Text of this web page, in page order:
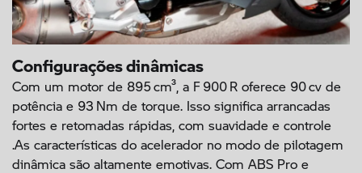
Configurações dinâmicas
Com um motor de 895 cm³, a F 900 R oferece 90 cv de
potência e 93 Nm de torque. Isso significa arrancadas
fortes e retomadas rápidas, com suavidade e controle
.As características do acelerador no modo de pilotagem
dinâmica são altamente emotivas. Com ABS Pro e